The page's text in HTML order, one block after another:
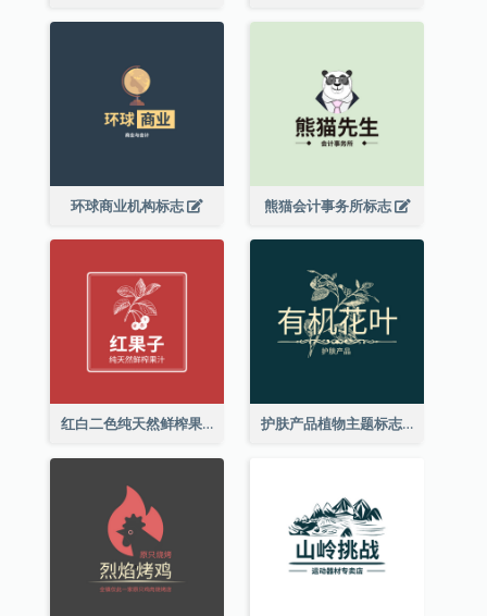
环球商业机构标志 熊猫会计事务所标志
红白二色纯天然鲜榨果汁标志 护肤产品植物主题标志